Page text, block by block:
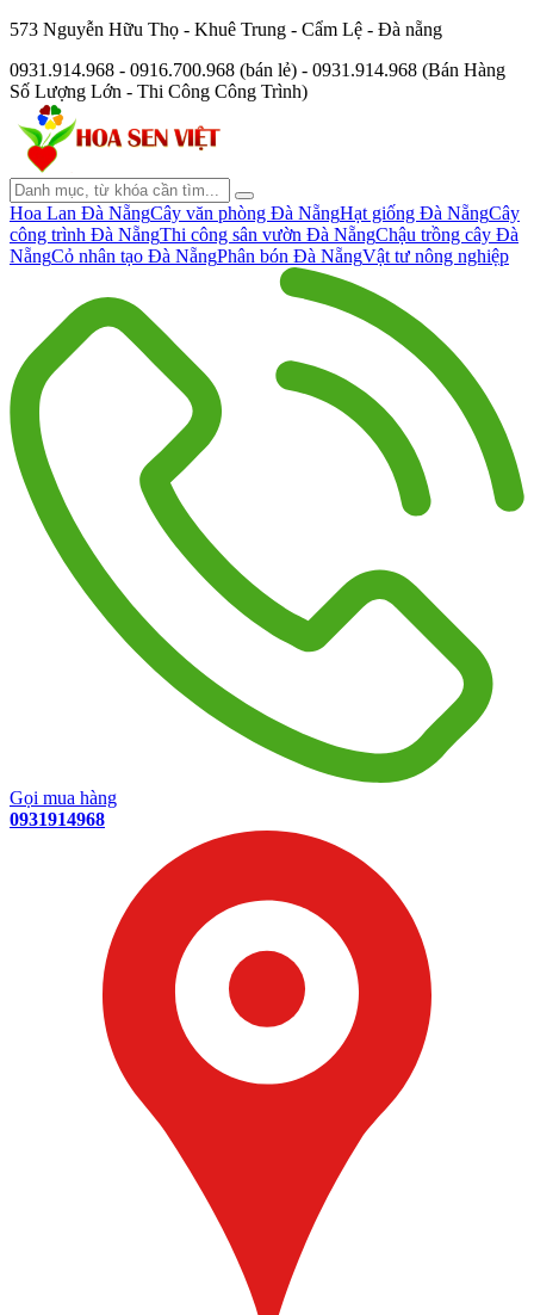
573 Nguyễn Hữu Thọ - Khuê Trung - Cẩm Lệ - Đà nẵng
0931.914.968 - 0916.700.968 (bán lẻ) - 0931.914.968 (Bán Hàng
Số Lượng Lớn - Thi Công Công Trình)
Hoa Lan Đà NẵngCây văn phòng Đà NẵngHạt giống Đà NẵngCây
công trình Đà NẵngThi công sân vườn Đà NẵngChậu trồng cây Đà
NẵngCỏ nhân tạo Đà NẵngPhân bón Đà NẵngVật tư nông nghiệp
Gọi mua hàng
0931914968